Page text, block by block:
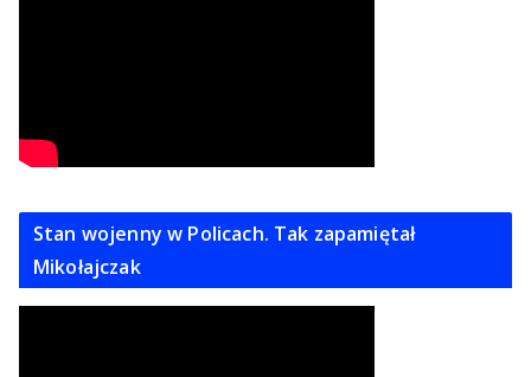
Stan wojenny w Policach. Tak zapamiętał
Mikołajczak